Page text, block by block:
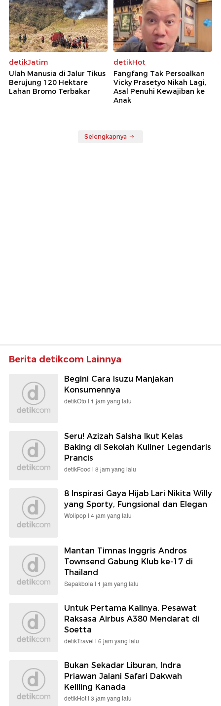
detikJatim
Ulah Manusia di Jalur Tikus
Berujung 120 Hektare
Lahan Bromo Terbakar
detikHot
Fangfang Tak Persoalkan
Vicky Prasetyo Nikah Lagi,
Asal Penuhi Kewajiban ke
Anak
Selengkapnya
Berita detikcom Lainnya
Begini Cara Isuzu Manjakan
Konsumennya
detikOto | 1 jam yang lalu
Seru! Azizah Salsha Ikut Kelas
Baking di Sekolah Kuliner Legendaris
Prancis
detikFood | 8 jam yang lalu
8 Inspirasi Gaya Hijab Lari Nikita Willy
yang Sporty, Fungsional dan Elegan
Wolipop | 4 jam yang lalu
Mantan Timnas Inggris Andros
Townsend Gabung Klub ke-17 di
Thailand
Sepakbola | 1 jam yang lalu
Untuk Pertama Kalinya, Pesawat
Raksasa Airbus A380 Mendarat di
Soetta
detikTravel | 6 jam yang lalu
Bukan Sekadar Liburan, Indra
Priawan Jalani Safari Dakwah
Keliling Kanada
detikHot | 3 jam yang lalu